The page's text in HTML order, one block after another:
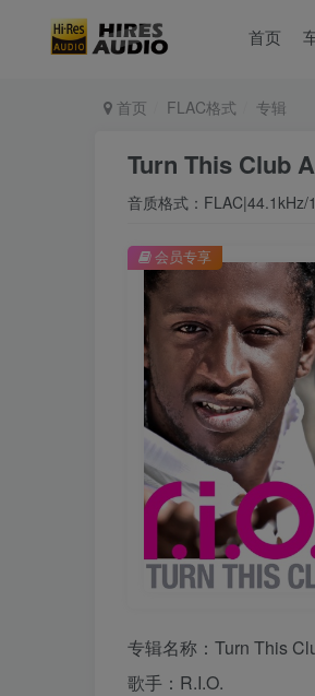
首页
首页 FLAC格式 专辑
Turn This Club
音质格式：FLAC|44.1kHz/
会员专享
专辑名称：Turn This
歌手：R.I.O.